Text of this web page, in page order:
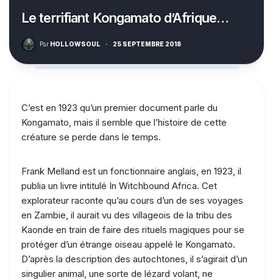
Le terrifiant Kongamato d’Afrique…
Par HOLLOWSOUL · 25 SEPTEMBRE 2018
C’est en 1923 qu’un premier document parle du
Kongamato, mais il semble que l’histoire de cette
créature se perde dans le temps.
Frank Melland est un fonctionnaire anglais, en 1923, il
publia un livre intitulé In Witchbound Africa. Cet
explorateur raconte qu’au cours d’un de ses voyages
en Zambie, il aurait vu des villageois de la tribu des
Kaonde en train de faire des rituels magiques pour se
protéger d’un étrange oiseau appelé le Kongamato.
D’après la description des autochtones, il s’agirait d’un
singulier animal, une sorte de lézard volant, ne